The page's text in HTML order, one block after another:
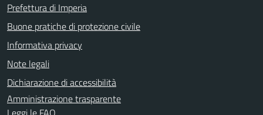
Prefettura di Imperia
Buone pratiche di protezione civile
Informativa privacy
Note legali
Dichiarazione di accessibilità
Amministrazione trasparente